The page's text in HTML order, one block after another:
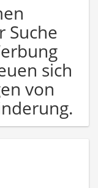
Suche
sich
von